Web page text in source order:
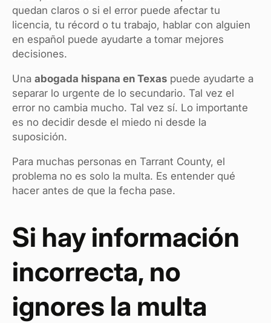
quedan claros o si el error puede afectar tu
licencia, tu récord o tu trabajo, hablar con alguien
en español puede ayudarte a tomar mejores
decisiones.
Una abogada hispana en Texas puede ayudarte a
separar lo urgente de lo secundario. Tal vez el
error no cambia mucho. Tal vez sí. Lo importante
es no decidir desde el miedo ni desde la
suposición.
Para muchas personas en Tarrant County, el
problema no es solo la multa. Es entender qué
hacer antes de que la fecha pase.
Si hay información
incorrecta, no
ignores la multa